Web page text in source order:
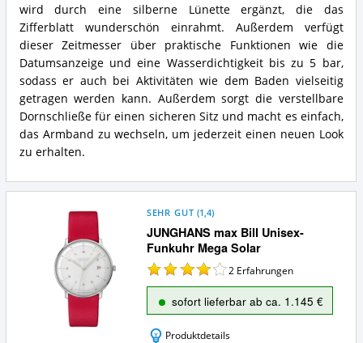
wird durch eine silberne Lünette ergänzt, die das
Zifferblatt wunderschön einrahmt. Außerdem verfügt
dieser Zeitmesser über praktische Funktionen wie die
Datumsanzeige und eine Wasserdichtigkeit bis zu 5 bar,
sodass er auch bei Aktivitäten wie dem Baden vielseitig
getragen werden kann. Außerdem sorgt die verstellbare
Dornschließe für einen sicheren Sitz und macht es einfach,
das Armband zu wechseln, um jederzeit einen neuen Look
zu erhalten.
JUNGHANS max Bill Unisex-
Funkuhr Mega Solar
SEHR GUT (1,4)
2 Erfahrungen
sofort lieferbar ab ca. 1.145 €
Produktdetails